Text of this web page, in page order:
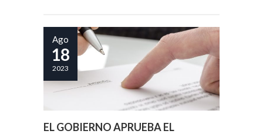
Ago
18
2023
EL GOBIERNO APRUEBA EL